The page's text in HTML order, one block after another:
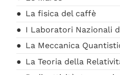
La fisica del caffè
I Laboratori Nazionali
La Meccanica
La Teoria della